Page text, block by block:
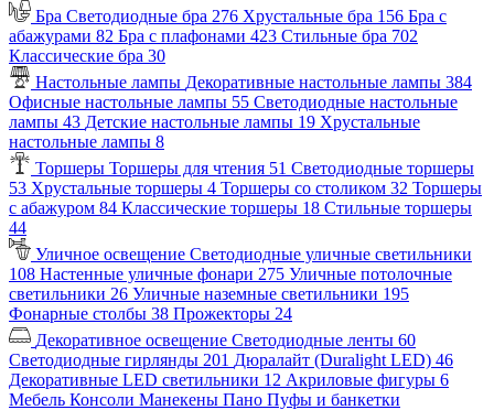
Бра Светодиодные бра 276 Хрустальные бра 156 Бра с
абажурами 82 Бра с плафонами 423 Стильные бра 702
Классические бра 30
Настольные лампы Декоративные настольные лампы 384
Офисные настольные лампы 55 Светодиодные настольные
лампы 43 Детские настольные лампы 19 Хрустальные
настольные лампы 8
Торшеры Торшеры для чтения 51 Светодиодные торшеры
53 Хрустальные торшеры 4 Торшеры со столиком 32 Торшеры
с абажуром 84 Классические торшеры 18 Стильные торшеры
44
Уличное освещение Светодиодные уличные светильники
108 Настенные уличные фонари 275 Уличные потолочные
светильники 26 Уличные наземные светильники 195
Фонарные столбы 38 Прожекторы 24
Декоративное освещение Светодиодные ленты 60
Светодиодные гирлянды 201 Дюралайт (Duralight LED) 46
Декоративные LED светильники 12 Акриловые фигуры 6
Мебель Консоли Манекены Пано Пуфы и банкетки